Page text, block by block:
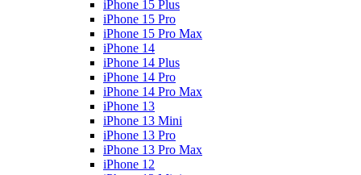
iPhone 15 Plus
iPhone 15 Pro
iPhone 15 Pro Max
iPhone 14
iPhone 14 Plus
iPhone 14 Pro
iPhone 14 Pro Max
iPhone 13
iPhone 13 Mini
iPhone 13 Pro
iPhone 13 Pro Max
iPhone 12